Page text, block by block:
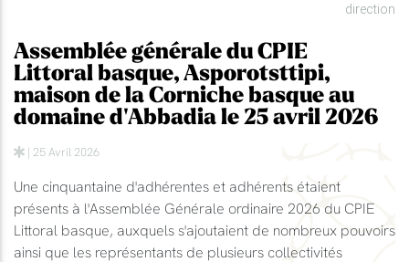
direction
Assemblée générale du CPIE
Littoral basque, Asporotsttipi,
maison de la Corniche basque au
domaine d'Abbadia le 25 avril 2026
| 25 Avril 2026
Une cinquantaine d'adhérentes et adhérents étaient
présents à l'Assemblée Générale ordinaire 2026 du CPIE
Littoral basque, auxquels s'ajoutaient de nombreux pouvoirs
ainsi que les représentants de plusieurs collectivités